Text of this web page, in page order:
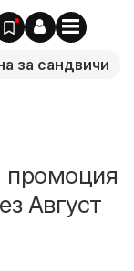
промоция
Август